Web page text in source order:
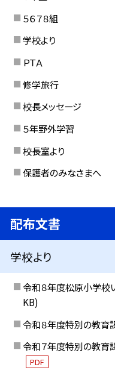
５６７８組
学校より
ＰＴＡ
修学旅行
校長メッセージ
５年野外学習
校長室より
保護者のみなさまへ
配布文書
学校より
令和８年度松原小学校
KB)
令和８年度特別の教育
令和７年度特別の教育
PDF